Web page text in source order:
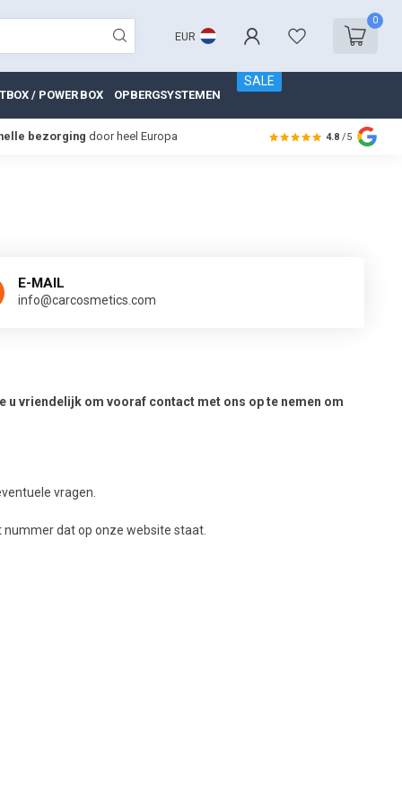
EUR
0
/ POWER BOX OPBERGSYSTEMEN
SALE
bezorging door heel Europa 4.8 /5
E-MAIL
info@carcosmetics.com
u vriendelijk om vooraf contact met ons op te nemen om
vragen.
dat op onze website staat.